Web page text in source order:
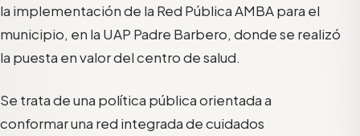
la implementación de la Red Pública AMBA para el
municipio, en la UAP Padre Barbero, donde se realizó
la puesta en valor del centro de salud.
Se trata de una política pública orientada a
conformar una red integrada de cuidados